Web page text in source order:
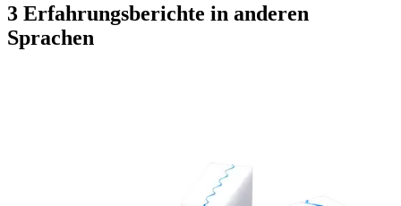
3 Erfahrungsberichte in anderen
Sprachen